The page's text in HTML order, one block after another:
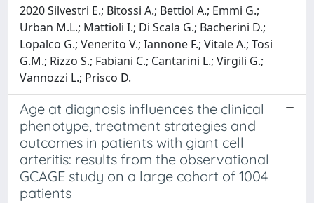
2020 Silvestri E.; Bitossi A.; Bettiol A.; Emmi G.;
Urban M.L.; Mattioli I.; Di Scala G.; Bacherini D.;
Lopalco G.; Venerito V.; Iannone F.; Vitale A.; Tosi
G.M.; Rizzo S.; Fabiani C.; Cantarini L.; Virgili G.;
Vannozzi L.; Prisco D.
Age at diagnosis influences the clinical
phenotype, treatment strategies and
outcomes in patients with giant cell
arteritis: results from the observational
GCAGE study on a large cohort of 1004
patients